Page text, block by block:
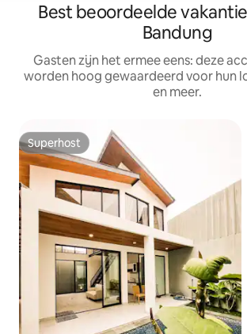
Best beoordeelde
Bandung
Gasten zijn het ermee eens: deze
worden hoog gewaardeerd voor hun
en meer.
Superhost
Superhost